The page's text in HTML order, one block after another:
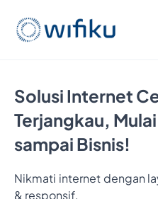
Solusi Internet
Terjangkau,
sampai Bisnis!
Nikmati internet dengan
& responsif.